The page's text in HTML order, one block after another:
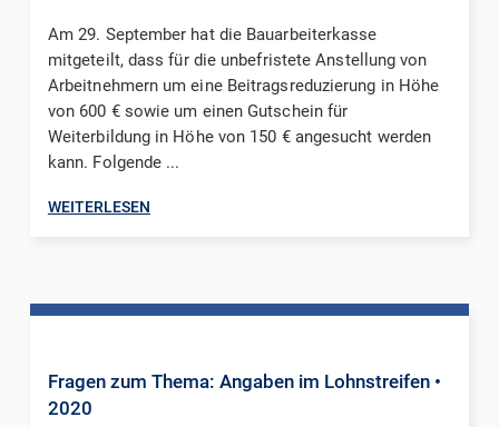
Am 29. September hat die Bauarbeiterkasse
mitgeteilt, dass für die unbefristete Anstellung von
Arbeitnehmern um eine Beitragsreduzierung in Höhe
von 600 € sowie um einen Gutschein für
Weiterbildung in Höhe von 150 € angesucht werden
kann. Folgende ...
WEITERLESEN
Fragen zum Thema: Angaben im Lohnstreifen •
2020